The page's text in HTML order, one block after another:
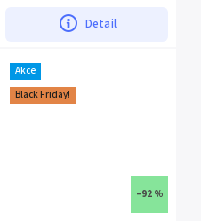
Detail
Akce
Black Friday!
–92 %